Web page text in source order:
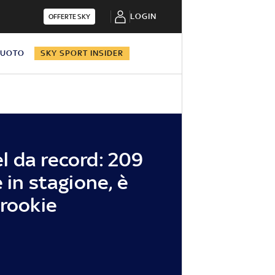
OFFERTE SKY LOGIN
SKY SPORT INSIDER
da record: 209
stagione, è